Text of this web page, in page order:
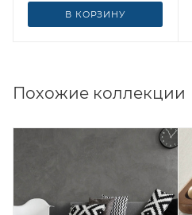
В КОРЗИНУ
Похожие коллекции